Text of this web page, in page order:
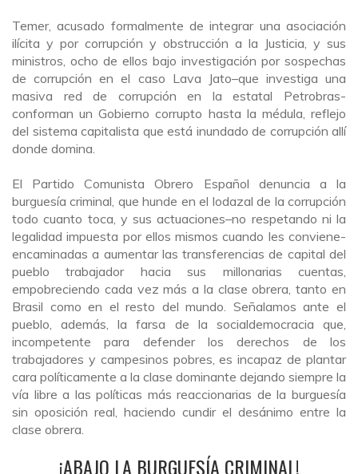
Temer, acusado formalmente de integrar una asociación
ilícita y por corrupción y obstrucción a la Justicia, y sus
ministros, ocho de ellos bajo investigación por sospechas
de corrupción en el caso Lava Jato–que investiga una
masiva red de corrupción en la estatal Petrobras-
conforman un Gobierno corrupto hasta la médula, reflejo
del sistema capitalista que está inundado de corrupción allí
donde domina.
El Partido Comunista Obrero Español denuncia a la
burguesía criminal, que hunde en el lodazal de la corrupción
todo cuanto toca, y sus actuaciones–no respetando ni la
legalidad impuesta por ellos mismos cuando les conviene-
encaminadas a aumentar las transferencias de capital del
pueblo trabajador hacia sus millonarias cuentas,
empobreciendo cada vez más a la clase obrera, tanto en
Brasil como en el resto del mundo. Señalamos ante el
pueblo, además, la farsa de la socialdemocracia que,
incompetente para defender los derechos de los
trabajadores y campesinos pobres, es incapaz de plantar
cara políticamente a la clase dominante dejando siempre la
vía libre a las políticas más reaccionarias de la burguesía
sin oposición real, haciendo cundir el desánimo entre la
clase obrera.
¡ABAJO LA BURGUESÍA CRIMINAL!